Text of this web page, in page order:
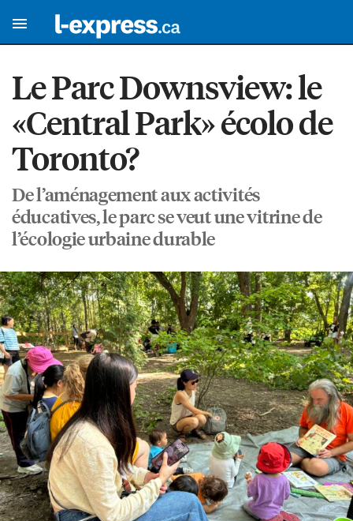
Le Parc Downsview: le
«Central Park» écolo de
Toronto?
De l’aménagement aux activités
éducatives, le parc se veut une vitrine de
l’écologie urbaine durable